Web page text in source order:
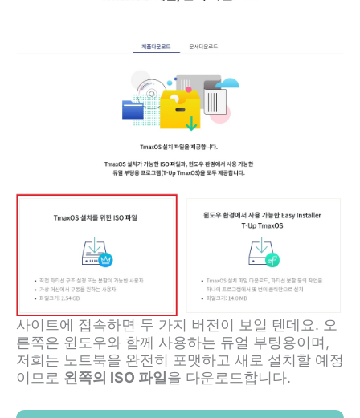
사이트에 접속하면 두 가지 버전이 보일 텐데요. 오
른쪽은 윈도우와 함께 사용하는 듀얼 부팅용이며,
저희는 노트북을 완전히 포맷하고 새로 설치할 예정
이므로 왼쪽의 ISO 파일 을 다운로드합니다.